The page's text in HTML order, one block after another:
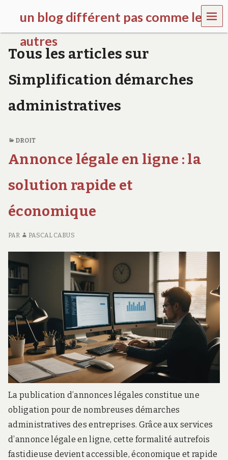
un blog différent pas comme les
autres
f
c
i
r
n
.
r
MEN
U
Tous les articles sur
Simplification démarches
administratives
DROIT
Annonce légale en ligne : la
solution rapide et
économique
PAR PASCAL CABUS
La publication d’annonces légales constitue une
obligation pour de nombreuses démarches
administratives des entreprises. Grâce aux services
d’annonce légale en ligne, cette formalité autrefois
fastidieuse devient accessible, économique et rapide